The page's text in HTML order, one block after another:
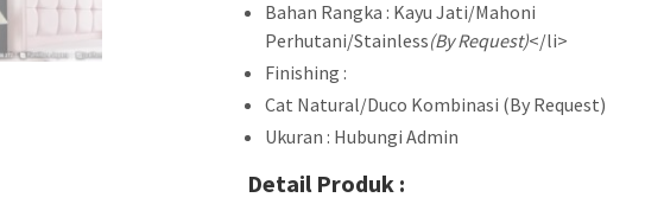
Bahan Rangka : Kayu Jati/Mahoni
Perhutani/Stainless(By Request)</li>
Finishing :
Cat Natural/Duco Kombinasi (By Request)
Ukuran : Hubungi Admin
Detail Produk :